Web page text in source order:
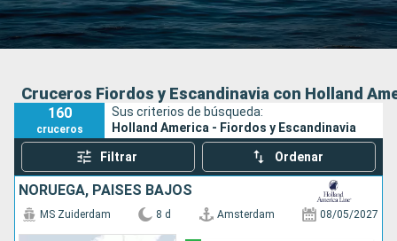
Fecha de salida
Buscar
Cruceros Fiordos y Escandinavia con Holland
160
cruceros
Sus criterios de búsqueda:
Holland America - Fiordos y Escandinavia
Filtrar Ordenar
NORUEGA, PAISES BAJOS
MS Zuiderdam 8 d Amsterdam 08/05/2027